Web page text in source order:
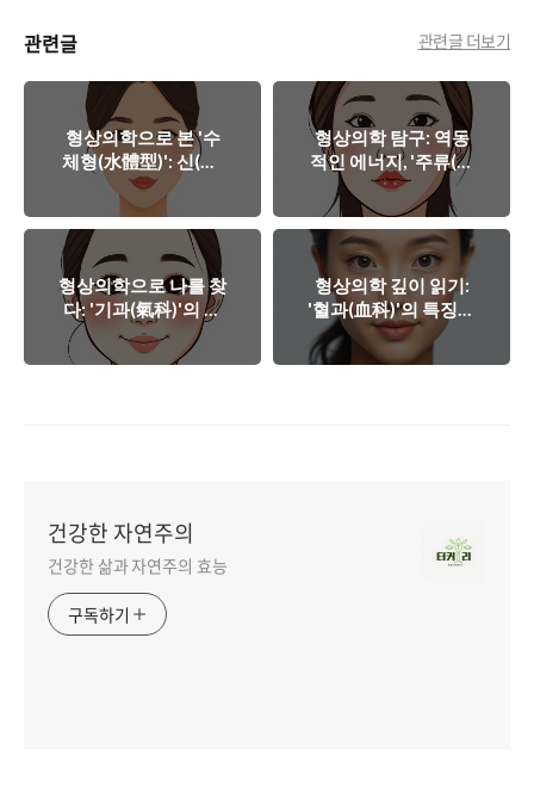
관련글 관련글 더보기
형상의학으로 본 '수
체형(水體型)': 신(腎)
의 기운과 건강 관리
형상의학 탐구: 역동
적인 에너지, '주류(목
체형)'의 이해
형상의학으로 나를 찾
다: '기과(氣科)'의 특
징과 건강 관리법
형상의학 깊이 읽기:
'혈과(血科)'의 특징과
임상적 접근
건강한 자연주의
건강한 삶과 자연주의 효능
구독하기